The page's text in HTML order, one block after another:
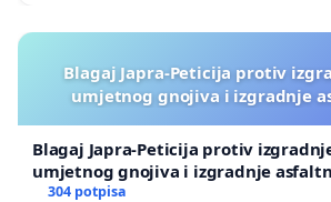
Blagaj Japra-Peticija protiv
umjetnog gnojiva i izgradnje
Blagaj Japra-Peticija protiv
umjetnog gnojiva i izgradnje
304 potpisa